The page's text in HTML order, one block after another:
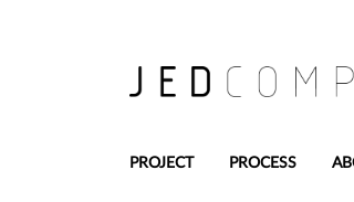
PROJECT PROCESS